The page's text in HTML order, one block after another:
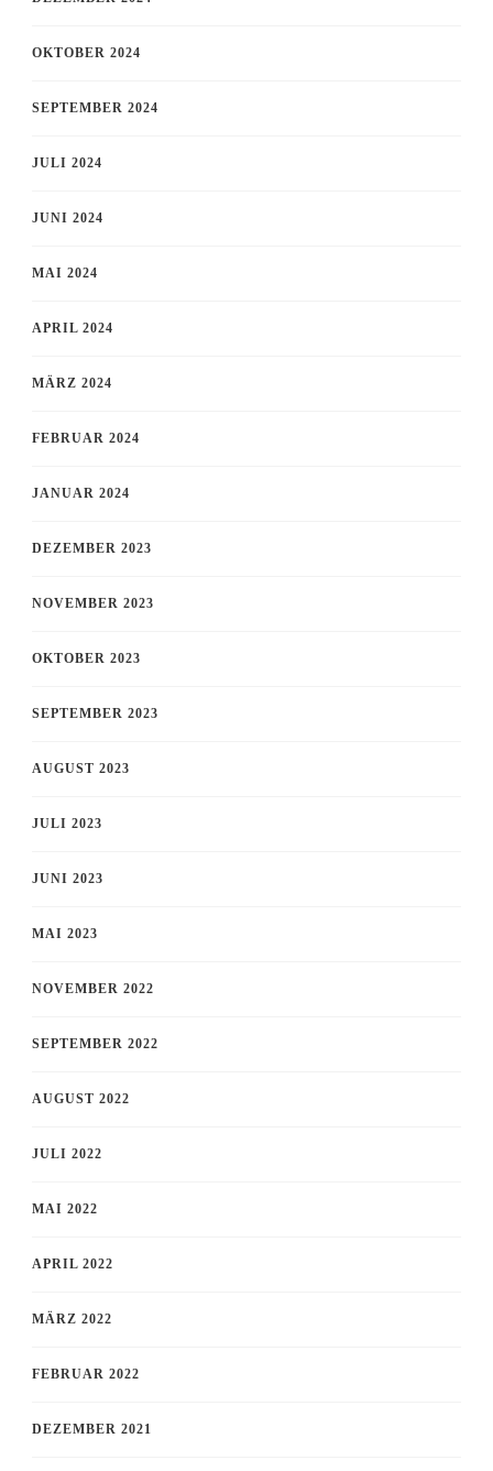
OKTOBER 2024
SEPTEMBER 2024
JULI 2024
JUNI 2024
MAI 2024
APRIL 2024
MÄRZ 2024
FEBRUAR 2024
JANUAR 2024
DEZEMBER 2023
NOVEMBER 2023
OKTOBER 2023
SEPTEMBER 2023
AUGUST 2023
JULI 2023
JUNI 2023
MAI 2023
NOVEMBER 2022
SEPTEMBER 2022
AUGUST 2022
JULI 2022
MAI 2022
APRIL 2022
MÄRZ 2022
FEBRUAR 2022
DEZEMBER 2021